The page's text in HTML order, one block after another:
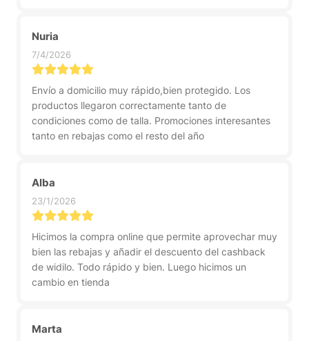
Nuria
7/4/2026
Envío a domicilio muy rápido,bien protegido. Los
productos llegaron correctamente tanto de
condiciones como de talla. Promociones interesantes
tanto en rebajas como el resto del año
Alba
23/1/2026
Hicimos la compra online que permite aprovechar muy
bien las rebajas y añadir el descuento del cashback
de widilo. Todo rápido y bien. Luego hicimos un
cambio en tienda
Marta